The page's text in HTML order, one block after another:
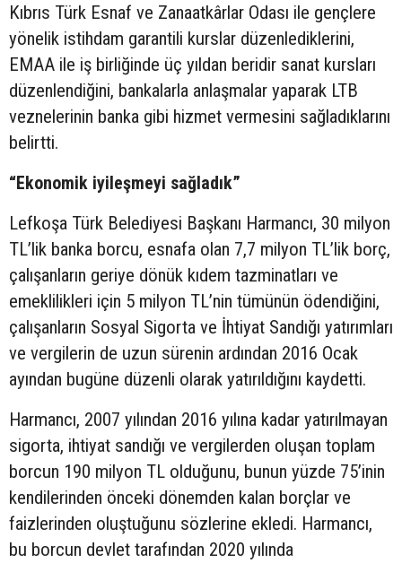
Kıbrıs Türk Esnaf ve Zanaatkârlar Odası ile gençlere
yönelik istihdam garantili kurslar düzenlediklerini,
EMAA ile iş birliğinde üç yıldan beridir sanat kursları
düzenlendiğini, bankalarla anlaşmalar yaparak LTB
veznelerinin banka gibi hizmet vermesini sağladıklarını
belirtti.
“Ekonomik iyileşmeyi sağladık”
Lefkoşa Türk Belediyesi Başkanı Harmancı, 30 milyon
TL’lik banka borcu, esnafa olan 7,7 milyon TL’lik borç,
çalışanların geriye dönük kıdem tazminatları ve
emeklilikleri için 5 milyon TL’nin tümünün ödendiğini,
çalışanların Sosyal Sigorta ve İhtiyat Sandığı yatırımları
ve vergilerin de uzun sürenin ardından 2016 Ocak
ayından bugüne düzenli olarak yatırıldığını kaydetti.
Harmancı, 2007 yılından 2016 yılına kadar yatırılmayan
sigorta, ihtiyat sandığı ve vergilerden oluşan toplam
borcun 190 milyon TL olduğunu, bunun yüzde 75’inin
kendilerinden önceki dönemden kalan borçlar ve
faizlerinden oluştuğunu sözlerine ekledi. Harmancı,
bu borcun devlet tarafından 2020 yılında